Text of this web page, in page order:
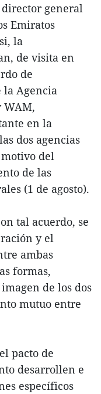
general
Emiratos
la
de visita en
de
la Agencia
WAM,
en la
dos agencias
del
de las
(1 de agosto).
tal acuerdo, se
y el
ambas
formas,
de los dos
mutuo entre
pacto de
desarrollen e
específicos